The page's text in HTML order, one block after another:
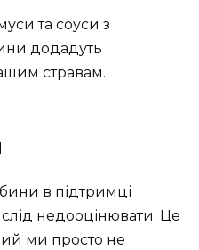
та соуси з
додадуть
стравам.
в підтримці
недооцінювати. Це
ми просто не